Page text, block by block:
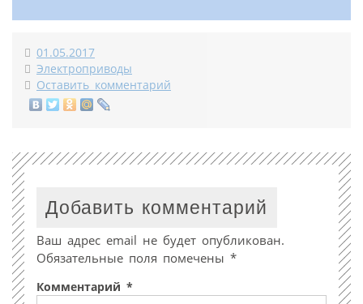
01.05.2017
Электроприводы
Оставить комментарий
Добавить комментарий
Ваш адрес email не будет опубликован.
Обязательные поля помечены *
Комментарий *